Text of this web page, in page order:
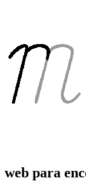
web para